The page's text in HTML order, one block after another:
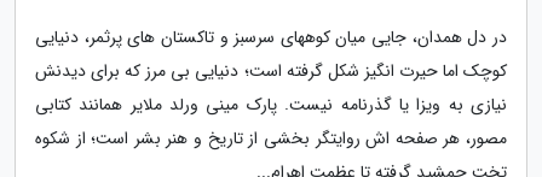
در دل همدان، جایی میان کوههای سرسبز و تاکستان های پرثمر، دنیایی
کوچک اما حیرت انگیز شکل گرفته است؛ دنیایی بی مرز که برای دیدنش
نیازی به ویزا یا گذرنامه نیست. پارک مینی ورلد ملایر همانند کتابی
مصور، هر صفحه اش روایتگر بخشی از تاریخ و هنر بشر است؛ از شکوه